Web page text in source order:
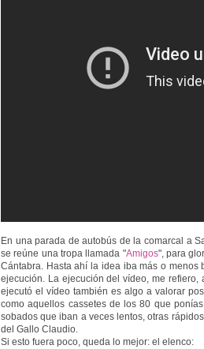
En una parada de autobús de la comarcal a
se reúne una tropa llamada "Amigos", para
Cántabra. Hasta ahí la idea iba más o menos
ejecución. La ejecución del vídeo, me refiero,
ejecutó el vídeo también es algo a valorar
como aquellos cassetes de los 80 que
sobados que iban a veces lentos, otras
del Gallo Claudio.
Si esto fuera poco, queda lo mejor: el elenco: